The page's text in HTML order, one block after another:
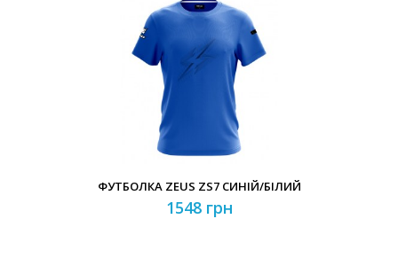
ФУТБОЛКА ZEUS ZS7 СИНІЙ/БІЛИЙ
1548 грн